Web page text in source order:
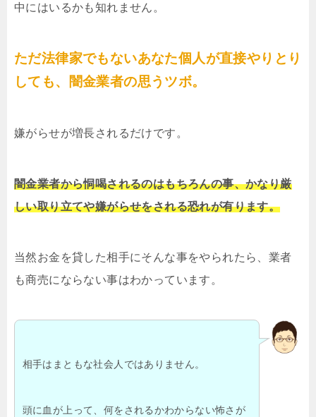
中にはいるかも知れません。
ただ法律家でもないあなた個人が直接やりとり
しても、闇金業者の思うツボ。
嫌がらせが増長されるだけです。
闇金業者から恫喝されるのはもちろんの事、かなり厳
しい取り立てや嫌がらせをされる恐れが有ります。
当然お金を貸した相手にそんな事をやられたら、業者
も商売にならない事はわかっています。
相手はまともな社会人ではありません。
頭に血が上って、何をされるかわからない怖さが